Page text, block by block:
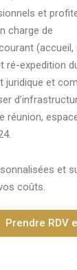
et
charge de
(accueil,
ré-expedition
juridique et
réunion,
et
coûts.
Prendre RDV